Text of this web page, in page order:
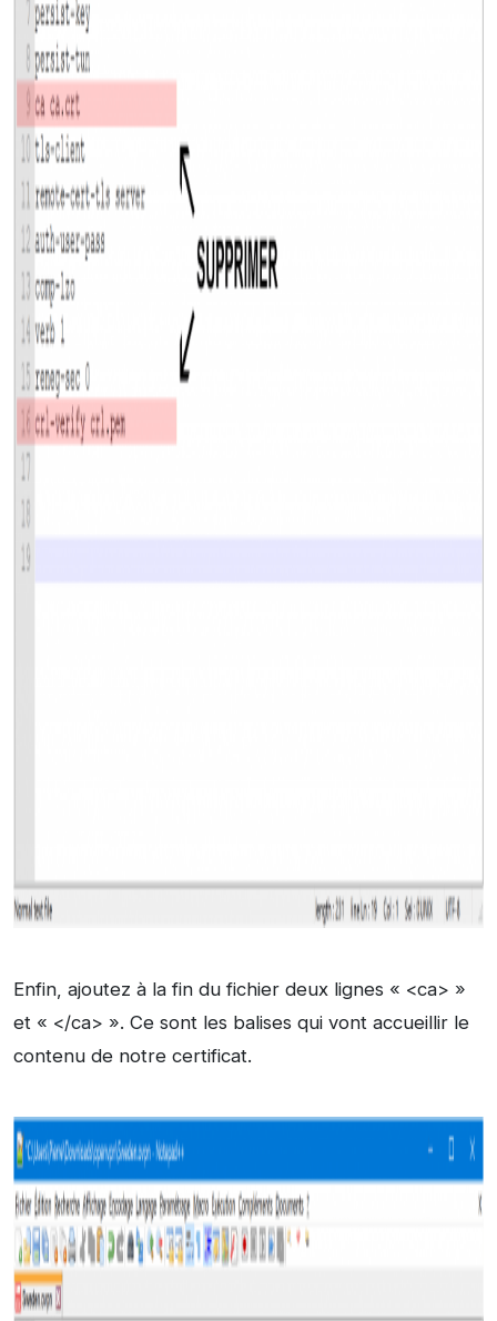
Enfin, ajoutez à la fin du fichier deux lignes « <ca> »
et « </ca> ». Ce sont les balises qui vont accueillir le
contenu de notre certificat.